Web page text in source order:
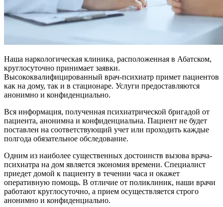
Наша наркологическая клиника, расположенная в Абатском,
круглосуточно принимает заявки.
Высококвалифицированный врач-психиатр примет пациентов
как на дому, так и в стационаре. Услуги предоставляются
анонимно и конфиденциально.
Вся информация, полученная психиатрической бригадой от
пациента, анонимна и конфиденциальна. Пациент не будет
поставлен на соответствующий учет или проходить каждые
полгода обязательное обследование.
Одним из наиболее существенных достоинств вызова врача-
психиатра на дом является экономия времени. Специалист
приедет домой к пациенту в течении часа и окажет
оперативную помощь. В отличие от поликлиник, наши врачи
работают круглосуточно, а прием осуществляется строго
анонимно и конфиденциально.